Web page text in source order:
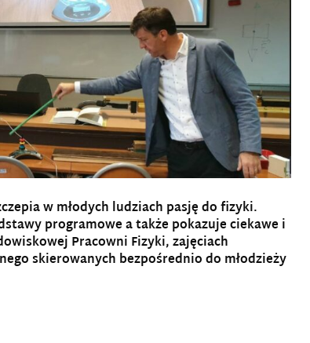
w młodych ludziach pasję do fizyki.
programowe a także pokazuje ciekawe i
Pracowni Fizyki, zajęciach
skierowanych bezpośrednio do młodzieży